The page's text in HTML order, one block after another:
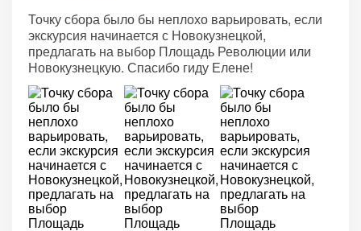
Точку сбора было бы неплохо варьировать, если
экскурсия начинается с Новокузнецкой,
предлагать на выбор Площадь Революции или
Новокузнецкую. Спасибо гиду Елене!